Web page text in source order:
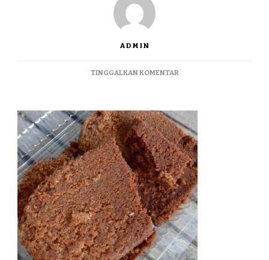
ADMIN
TINGGALKAN KOMENTARPADA
WATES